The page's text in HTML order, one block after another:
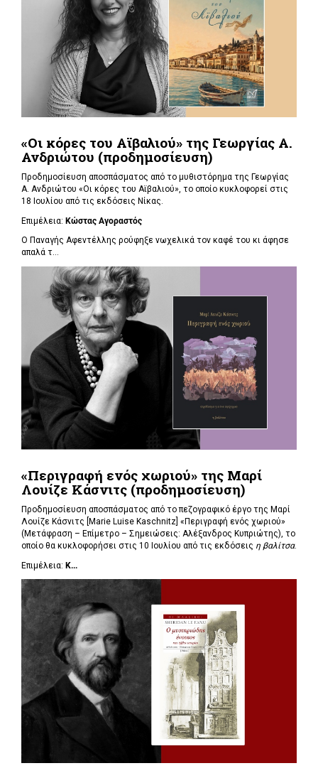
«Οι κόρες του Αϊβαλιού» της Γεωργίας Α.
Ανδριώτου (προδημοσίευση)
Προδημοσίευση αποσπάσματος από το μυθιστόρημα της Γεωργίας
Α. Ανδριώτου «Οι κόρες του Αϊβαλιού», το οποίο κυκλοφορεί στις
18 Ιουλίου από τις εκδόσεις Νίκας.
Επιμέλεια: Κώστας Αγοραστός
Ο Παναγής Αφεντέλλης ρούφηξε νωχελικά τον καφέ του κι άφησε
απαλά τ...
«Περιγραφή ενός χωριού» της Μαρί
Λουίζε Κάσνιτς (προδημοσίευση)
Προδημοσίευση αποσπάσματος από το πεζογραφικό έργο της Μαρί
Λουίζε Κάσνιτς [Marie Luise Kaschnitz] «Περιγραφή ενός χωριού»
(Μετάφραση – Επίμετρο – Σημειώσεις: Αλέξανδρος Κυπριώτης), το
οποίο θα κυκλοφορήσει στις 10 Ιουλίου από τις εκδόσεις η βαλίτσα.
Επιμέλεια: Κ...